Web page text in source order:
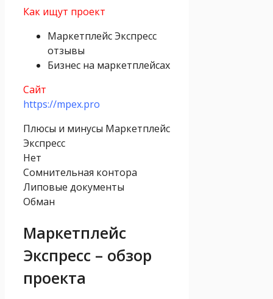
Как ищут проект
Маркетплейс Экспресс
отзывы
Бизнес на маркетплейсах
Сайт
https://mpex.pro
Плюсы и минусы Маркетплейс
Экспресс
Нет
Сомнительная контора
Липовые документы
Обман
Маркетплейс
Экспресс – обзор
проекта